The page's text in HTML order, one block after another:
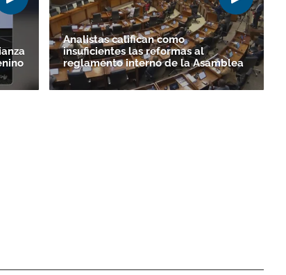
Analistas califican como
insuficientes las reformas al
reglamento interno de la Asamblea